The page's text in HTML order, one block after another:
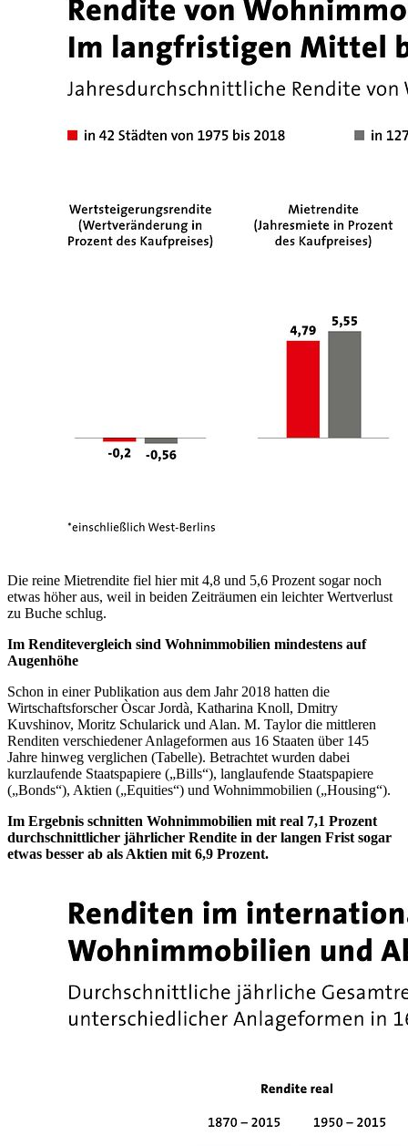
Die reine Mietrendite fiel hier mit 4,8 und 5,6 Prozent sogar noch
etwas höher aus, weil in beiden Zeiträumen ein leichter Wertverlust
zu Buche schlug.
Im Renditevergleich sind Wohnimmobilien mindestens auf
Augenhöhe
Schon in einer Publikation aus dem Jahr 2018 hatten die
Wirtschaftsforscher Òscar Jordà, Katharina Knoll, Dmitry
Kuvshinov, Moritz Schularick und Alan. M. Taylor die mittleren
Renditen verschiedener Anlageformen aus 16 Staaten über 145
Jahre hinweg verglichen (Tabelle). Betrachtet wurden dabei
kurzlaufende Staatspapiere („Bills“), langlaufende Staatspapiere
(„Bonds“), Aktien („Equities“) und Wohnimmobilien („Housing“).
Im Ergebnis schnitten Wohnimmobilien mit real 7,1 Prozent
durchschnittlicher jährlicher Rendite in der langen Frist sogar
etwas besser ab als Aktien mit 6,9 Prozent.